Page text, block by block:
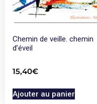
Chemin de veille. chemin
d’éveil
15,40€
Ajouter au panier